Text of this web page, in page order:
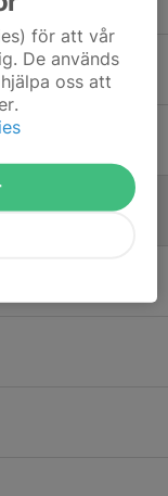
6
för att vår
De används
oss att